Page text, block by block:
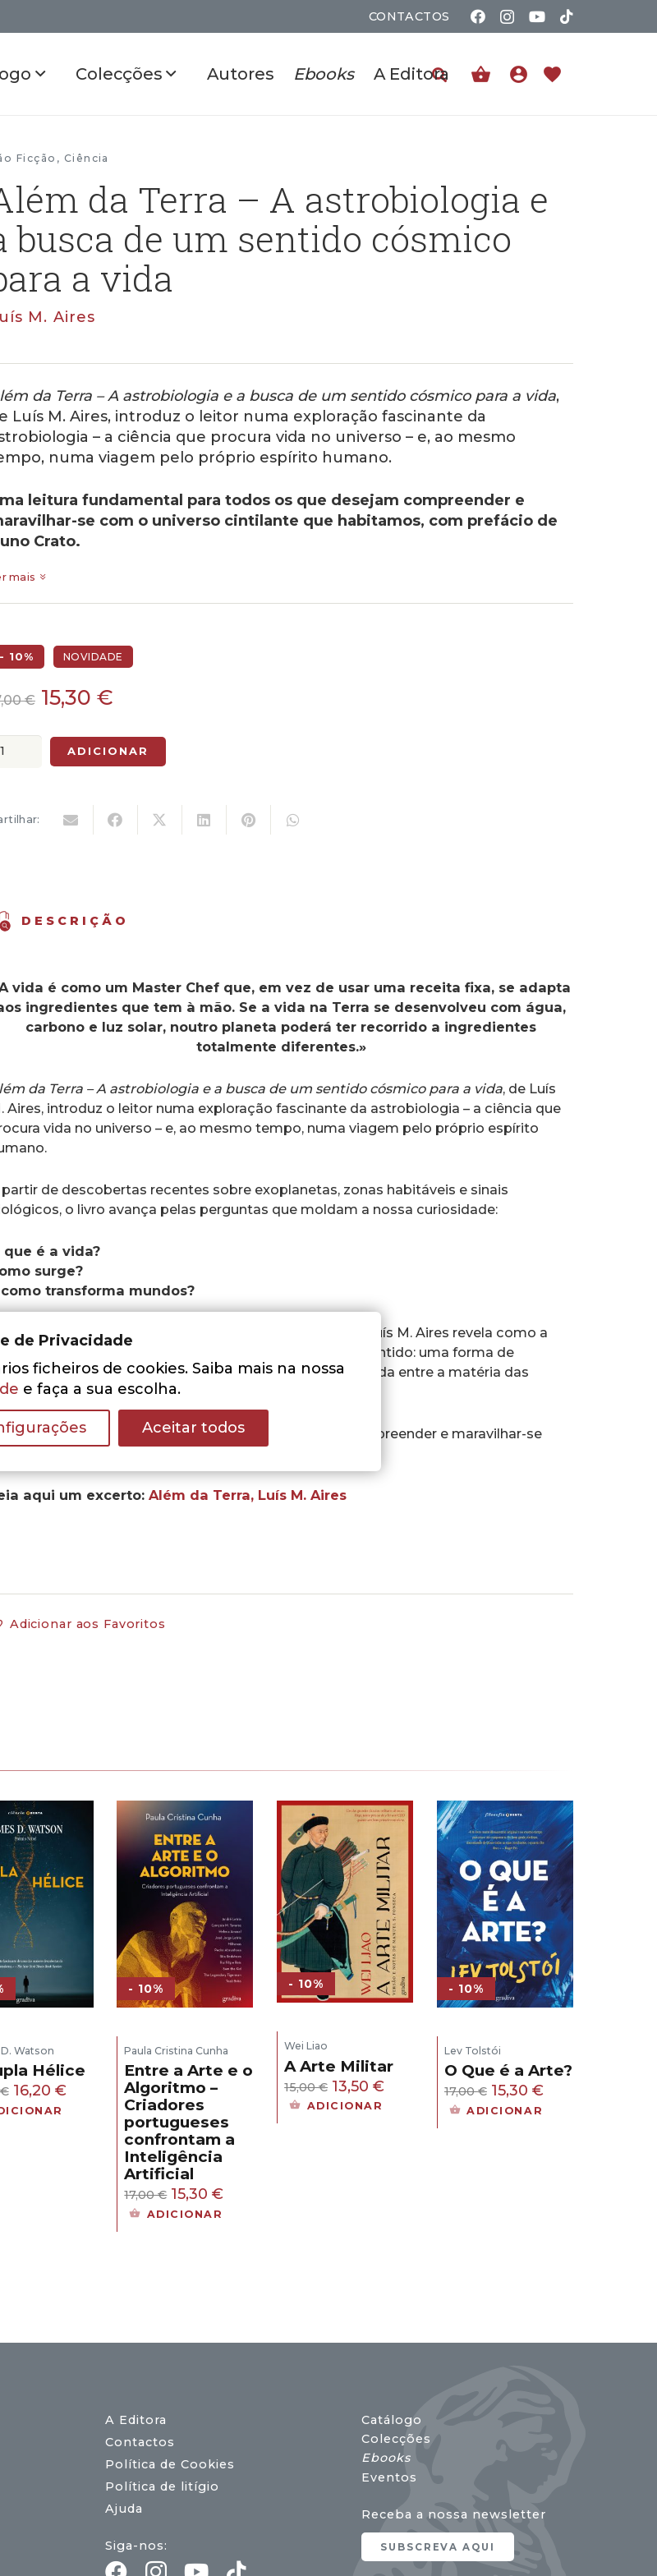
CONTACTOS
Colecções Autores Ebooks A Editora shopping_basket account_circle favorite
Ficção , Ciência
da Terra – A astrobiologia e
busca de um sentido cósmico
a vida
M. Aires
da Terra – A astrobiologia e a busca de um sentido cósmico para a vida,
Luís M. Aires, introduz o leitor numa exploração fascinante da
– a ciência que procura vida no universo – e, ao mesmo
numa viagem pelo próprio espírito humano.
leitura fundamental para todos os que desejam compreender e
se com o universo cintilante que habitamos, com prefácio de
Crato.
mais
- 10% NOVIDADE
€ O
original
era:
15,30 €
atual
é:
ADICIONAR
DESCRIÇÃO
vida é como um Master Chef que, em vez de usar uma receita fixa, se adapta
ingredientes que tem à mão. Se a vida na Terra se desenvolveu com água,
carbono e luz solar, noutro planeta poderá ter recorrido a ingredientes
totalmente diferentes.»
da Terra – A astrobiologia e a busca de um sentido cósmico para a vida, de Luís
Aires, introduz o leitor numa exploração fascinante da astrobiologia – a ciência que
vida no universo – e, ao mesmo tempo, numa viagem pelo próprio espírito
de descobertas recentes sobre exoplanetas, zonas habitáveis e sinais
o livro avança pelas perguntas que moldam a nossa curiosidade:
que é a vida?
surge?
como transforma mundos?
rigor científico e uma narrativa envolvente, Luís M. Aires revela como a
de vida além da Terra é também uma busca de sentido: uma forma de
o nosso lugar no Cosmos e a ligação profunda entre a matéria das
e a história da vida.
leitura fundamental para todos os que desejam compreender e maravilhar-se
aqui um excerto: Além da Terra, Luís M. Aires
Adicionar aos Favoritos
Watson
Hélice
€ O
preço
16,20 €O
- 10%
Paula Cristina Cunha
Entre a Arte e o
Algoritmo –
Criadores
portugueses
confrontam a
Inteligência
Artificial
17,00€ O
preço
15,30€
ADICIONAR
- 10%
Wei Liao
A Arte Militar
15,00€ O
preço
13,50€
ADICIONAR
- 10%
Lev Tolstói
O Que é a Arte?
17,00€ O
preço
15,30 €O
ADICIONAR
A Editora
Contactos
Política de Cookies
Política de litígio
Ajuda
Siga-nos:
Catálogo
Colecções
Ebooks
Eventos
Receba a nossa newsletter
SUBSCREVA AQUI
de Privacidade
ficheiros de cookies. Saiba mais na nossa
e faça a sua escolha.
Aceitar todos